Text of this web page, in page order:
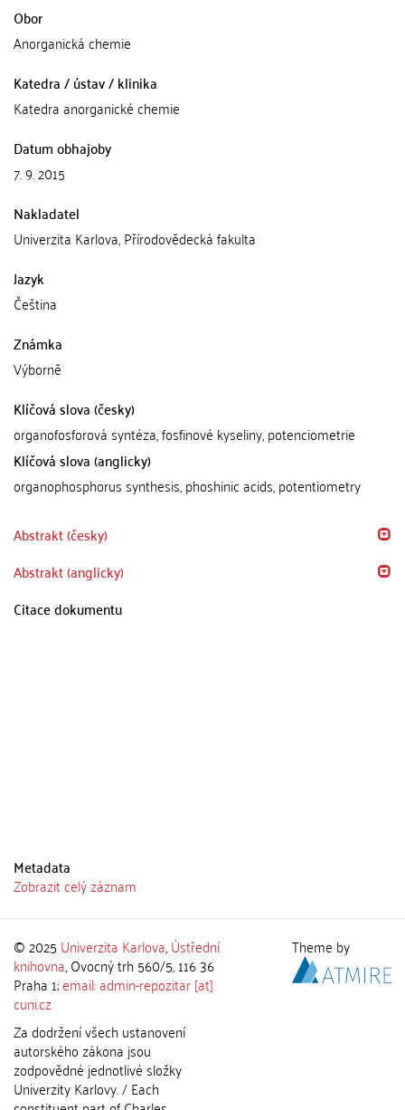
Obor
Anorganická chemie
Katedra / ústav / klinika
Katedra anorganické chemie
Datum obhajoby
7. 9. 2015
Nakladatel
Univerzita Karlova, Přírodovědecká fakulta
Jazyk
Čeština
Známka
Výborně
Klíčová slova (česky)
organofosforová syntéza, fosfinové kyseliny, potenciometrie
Klíčová slova (anglicky)
organophosphorus synthesis, phoshinic acids, potentiometry
Abstrakt (česky)
Abstrakt (anglicky)
Citace dokumentu
Metadata
Zobrazit celý záznam
© 2025 Univerzita Karlova,Ústřední
knihovna, Ovocný trh 560/5, 116 36
Praha 1;email: admin-repozitar [at]
cuni.cz
Za dodržení všech ustanovení
autorského zákona jsou
zodpovědné jednotlivé složky
Univerzity Karlovy. / Each
Theme by